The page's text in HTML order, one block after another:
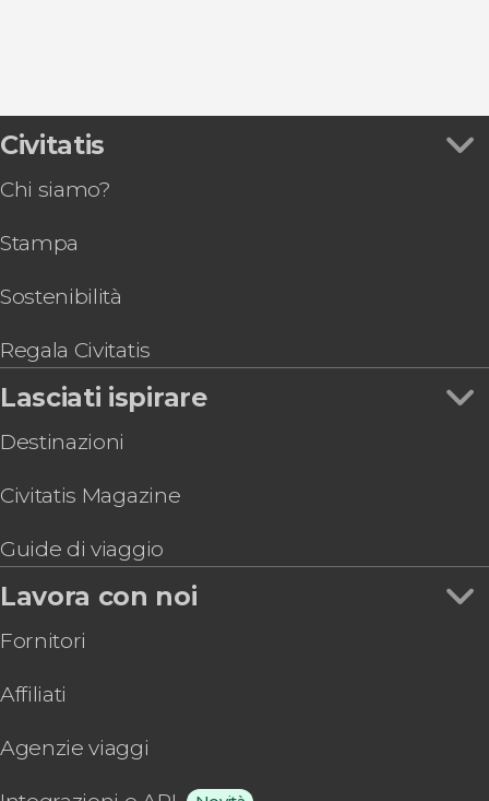
Civitatis
Chi siamo?
Stampa
Sostenibilità
Regala Civitatis
Lasciati ispirare
Destinazioni
Civitatis Magazine
Guide di viaggio
Lavora con noi
Fornitori
Affiliati
Agenzie viaggi